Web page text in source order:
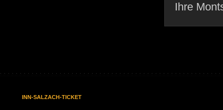
Ihre
INN-SALZACH-TICKET